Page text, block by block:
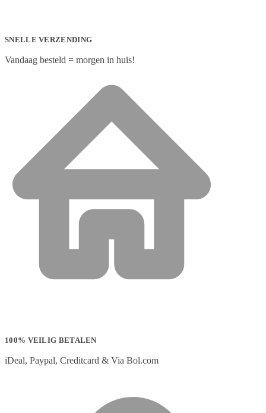
SNELLE VERZENDING
Vandaag besteld = morgen in huis!
100% VEILIG BETALEN
iDeal, Paypal, Creditcard & Via Bol.com